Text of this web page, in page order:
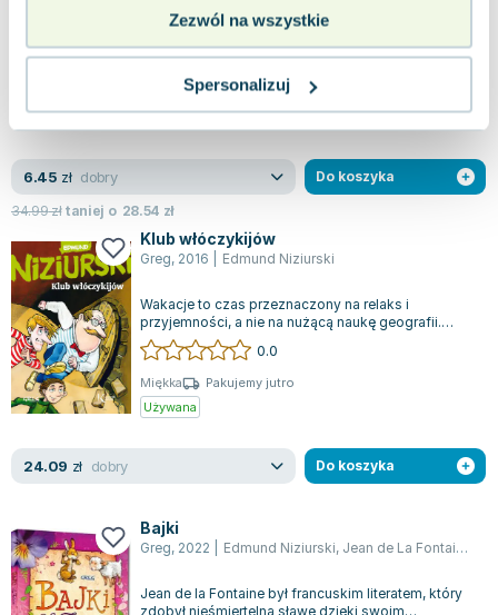
Zezwól na wszystkie
Spersonalizuj
„Sposób na Alcybiadesa” w nowej, kolorowej
edycji z serii Kolorowa Klasyka, to prawdziwa
perełka na rynku wydawniczym. Ta wersja p...
0.0
Pakujemy jutro
Nowa
Używana Wyprzedaż
6.45 zł dobry
34.99złtaniej o 28.54 zł
Do koszyka
Klub włóczykijów
Greg, 2016 Edmund Niziurski
Wakacje to czas przeznaczony na relaks i
przyjemności, a nie na nużącą naukę geografii.
Dlatego Kornel, znudzony codziennością, ma...
0.0
Miękka
Pakujemy jutro
Używana
24.09 zł dobry Do koszyka
Bajki
Greg, 2022 Edmund Niziurski, Jean de La Fontaine
Jean de la Fontaine był francuskim literatem, który
zdobył nieśmiertelną sławę dzięki swoim